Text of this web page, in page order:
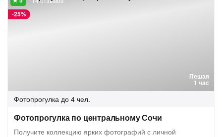
Пешая
1 час
-25%
Фотопрогулка до 4 чел.
Фотопрогулка по центральному Сочи
Получите коллекцию ярких фотографий с личной